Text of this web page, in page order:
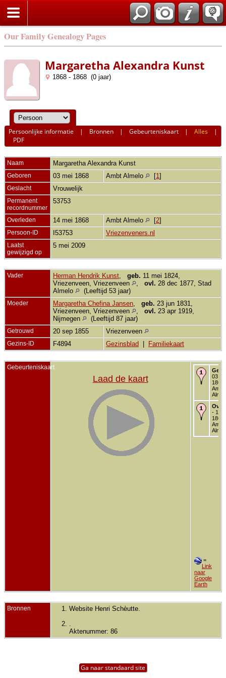
Our Family Genealogy Pages
Margaretha Alexandra Kunst
1868 - 1868 (0 jaar)
Persoonlijke informatie | Bronnen |Gebeurteniskaart |Alles |
PDF
Naam Margaretha Alexandra Kunst
Geboren 03 mei 1868 Ambt Almelo [1 ]
Geslacht Vrouwelijk
Permanent
recordnummer
53753
Overleden 14 mei 1868 Ambt Almelo [2]
Persoon-ID I53753 Vriezenveners.nl
Laatst
gewijzigd op
5 mei 2009
Vader Herman Hendrik Kunst geb. 11 mei 1824,
Vriezenveen, Vriezenveen
ovl. 28 dec 1877, Stad
Almelo
(Leeftijd 53 jaar)
Moeder Margaretha Chefina Jansen geb. 23 jun 1831,
Vriezenveen, Vriezenveen
ovl. 23 apr 1919,
Nijmegen
(Leeftijd 87 jaar)
Getrouwd 20 sep 1855 Vriezenveen
Gezins-ID F4894 Gezinsblad Familiekaart
Gebeurteniskaart
Laad de kaart
03
1868
Ambt
- 14
1868
Ambt
=
Link
naar
Google
Earth
Bronnen
Website Henri Schèutte.
Aktenummer: 86
Ga naar standaard site